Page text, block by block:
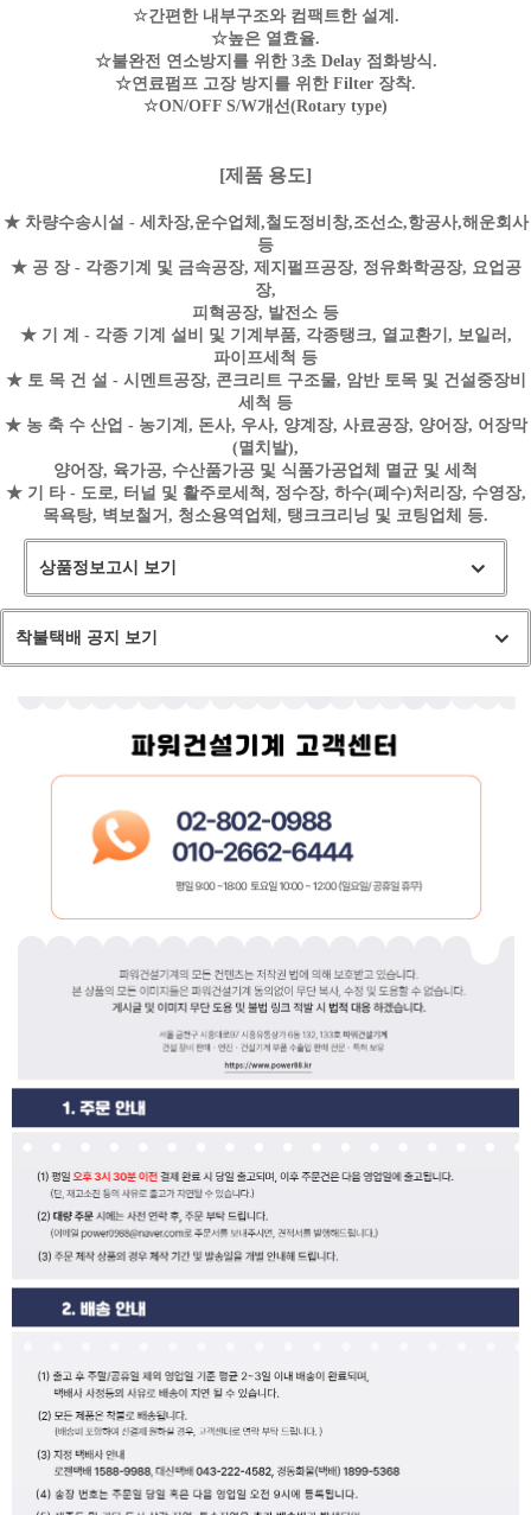
☆간편한 내부구조와 컴팩트한 설계.
☆높은 열효율.
☆불완전 연소방지를 위한 3초 Delay 점화방식.
☆연료펌프 고장 방지를 위한 Filter 장착.
☆ON/OFF S/W개선(Rotary type)
[제품 용도]
★ 차량수송시설 - 세차장,운수업체,철도정비창,조선소,항공사,해운회사
등
★ 공 장 - 각종기계 및 금속공장, 제지펄프공장, 정유화학공장, 요업공
장,
피혁공장, 발전소 등
★ 기 계 - 각종 기계 설비 및 기계부품, 각종탱크, 열교환기, 보일러,
파이프세척 등
★ 토 목 건 설 - 시멘트공장, 콘크리트 구조물, 암반 토목 및 건설중장비
세척 등
★ 농 축 수 산업 - 농기계, 돈사, 우사, 양계장, 사료공장, 양어장, 어장막
(멸치발),
양어장, 육가공, 수산품가공 및 식품가공업체 멸균 및 세척
★ 기 타 - 도로, 터널 및 활주로세척, 정수장, 하수(폐수)처리장, 수영장,
목욕탕, 벽보철거, 청소용역업체, 탱크크리닝 및 코팅업체 등.
상품정보고시 보기
착불택배 공지 보기